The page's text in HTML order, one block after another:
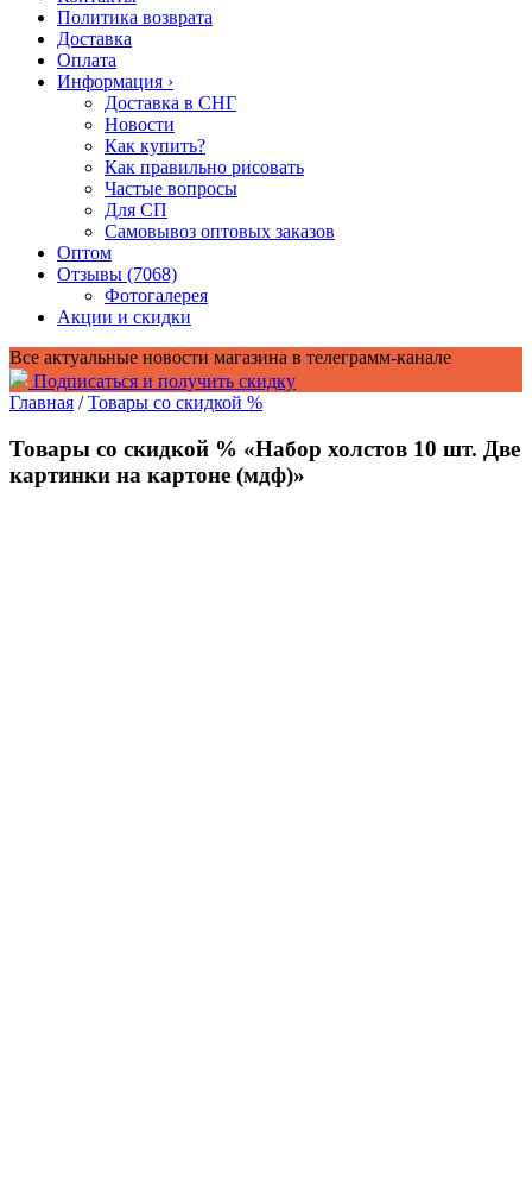
Политика возврата
Доставка
Оплата
Информация ›
Доставка в СНГ
Новости
Как купить?
Как правильно рисовать
Частые вопросы
Для СП
Самовывоз оптовых заказов
Оптом
Отзывы (7068)
Фотогалерея
Акции и скидки
Все актуальные новости магазина в телеграмм-канале
Подписаться и получить скидку
Главная /Товары со скидкой %
Товары со скидкой % «Набор холстов 10 шт. Две
картинки на картоне (мдф)»